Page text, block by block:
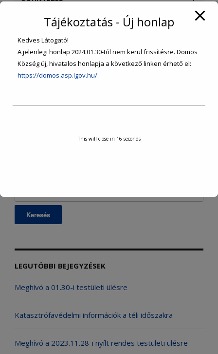
SZOLGÁLTATÁSOK
INTÉZMÉNYEK, SZERVEZETEK
TURISZTIKA
KÖZÉRDEKŰ ADATOK
LEGUTÓBBI BEJEGYZÉSEK
Meghívó a 01.30-i testületi ülésre
Katasztrófavédelmi információk a téli időszakra
Meghívó a 2023.11.28-i nyílt rendes testületi ülésre
Tájékoztatás - Új honlap
Kedves Látogató!
A jelenlegi honlap 2024.01.30-tól nem kerül frissítésre. Dömös
Község új, hivatalos honlapja a következő linken érhető el:
https://domos.asp.lgov.hu/
This will close in 15 seconds